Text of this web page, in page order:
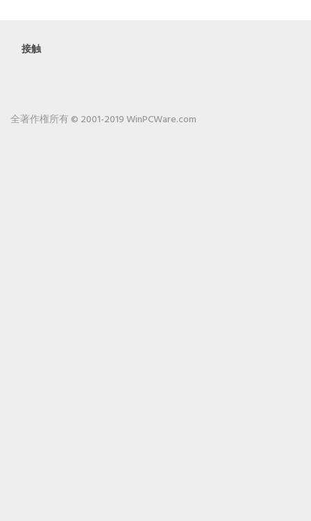
接触
全著作権所有 © 2001-2019 WinPCWare.com